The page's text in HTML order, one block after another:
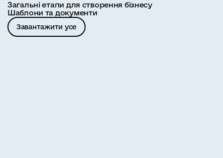
Загальні етапи для створення бізнесу
Шаблони та документи
Завантажити усе